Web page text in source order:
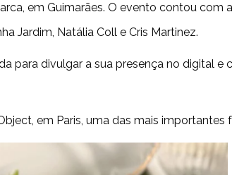
em Guimarães. O evento contou com
Jardim, Natália Coll e Cris Martinez.
para divulgar a sua presença no digital e
em Paris, uma das mais importantes